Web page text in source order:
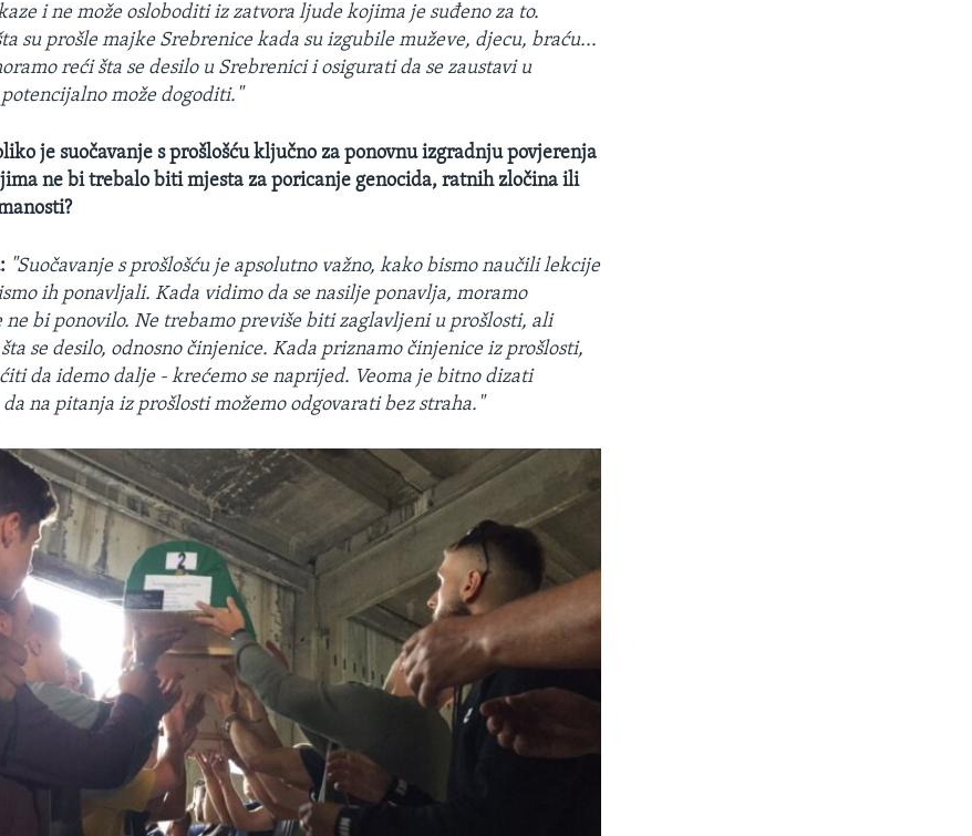
i ne može osloboditi iz zatvora ljude kojima je suđeno za to.
su prošle majke Srebrenice kada su izgubile muževe, djecu, braću...
reći šta se desilo u Srebrenici i osigurati da se zaustavi u
može dogoditi."
je suočavanje s prošlošću ključno za ponovnu izgradnju povjerenja
ne bi trebalo biti mjesta za poricanje genocida, ratnih zločina ili
"Suočavanje s prošlošću je apsolutno važno, kako bismo naučili lekcije
ih ponavljali. Kada vidimo da se nasilje ponavlja, moramo
ne bi ponovilo. Ne trebamo previše biti zaglavljeni u prošlosti, ali
se desilo, odnosno činjenice. Kada priznamo činjenice iz prošlosti,
da idemo dalje - krećemo se naprijed. Veoma je bitno dizati
da na pitanja iz prošlosti možemo odgovarati bez straha."